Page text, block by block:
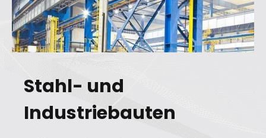
Stahl- und
Industriebauten